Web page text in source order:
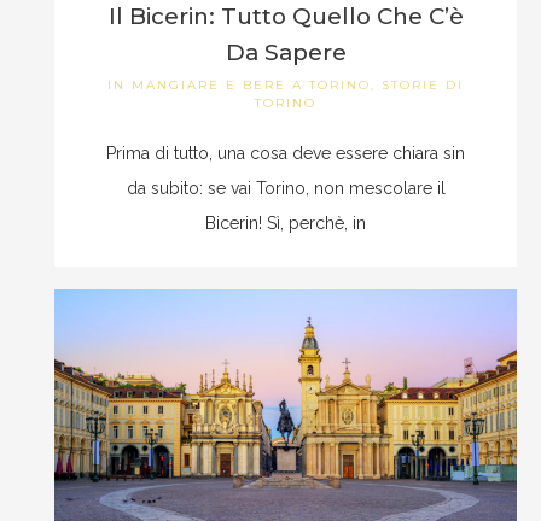
Il Bicerin: Tutto Quello Che C’è
Da Sapere
IN MANGIARE E BERE A TORINO
STORIE DI
TORINO
Prima di tutto, una cosa deve essere chiara sin
da subito: se vai Torino, non mescolare il
Bicerin! Sì, perchè, in